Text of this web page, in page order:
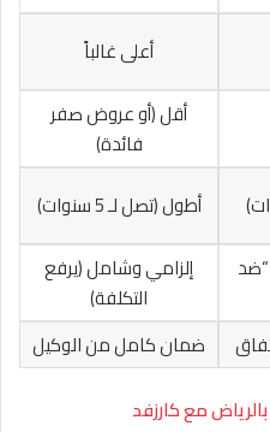
أعلى غالباً
أقل (أو عروض صفر
فائدة)
أطول (تصل لـ 5 سنوات)
إلزامي وشامل (يرفع
التكلفة)
ضمان كامل من الوكيل
مع كارزفد